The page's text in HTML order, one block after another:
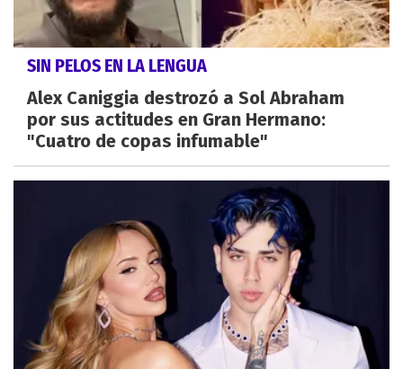
SIN PELOS EN LA LENGUA
Alex Caniggia destrozó a Sol Abraham
por sus actitudes en Gran Hermano:
"Cuatro de copas infumable"